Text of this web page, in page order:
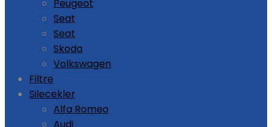
Peugeot
Seat
Seat
Skoda
Volkswagen
Filtre
Silecekler
Alfa Romeo